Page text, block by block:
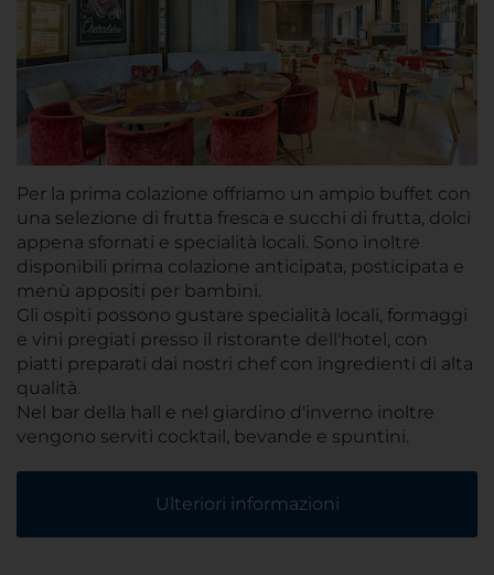
Per la prima colazione offriamo un ampio buffet con
una selezione di frutta fresca e succhi di frutta, dolci
appena sfornati e specialità locali. Sono inoltre
disponibili prima colazione anticipata, posticipata e
menù appositi per bambini.
Gli ospiti possono gustare specialità locali, formaggi
e vini pregiati presso il ristorante dell'hotel, con
piatti preparati dai nostri chef con ingredienti di alta
qualità.
Nel bar della hall e nel giardino d'inverno inoltre
vengono serviti cocktail, bevande e spuntini.
Ulteriori informazioni